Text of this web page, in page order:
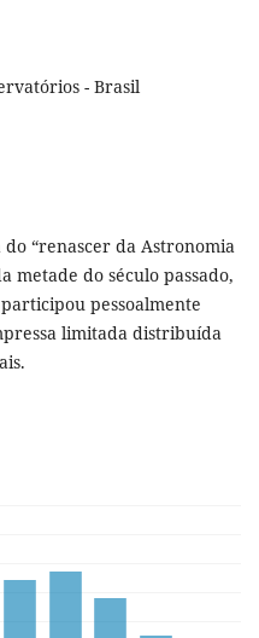
- Brasil
“renascer da Astronomia
metade do século passado,
pessoalmente
limitada distribuída